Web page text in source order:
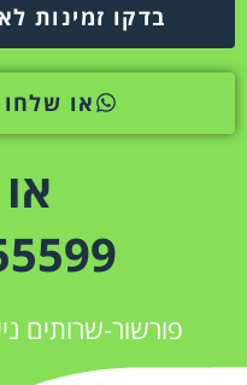
בדקו זמינות
או
פורשור-שרותים